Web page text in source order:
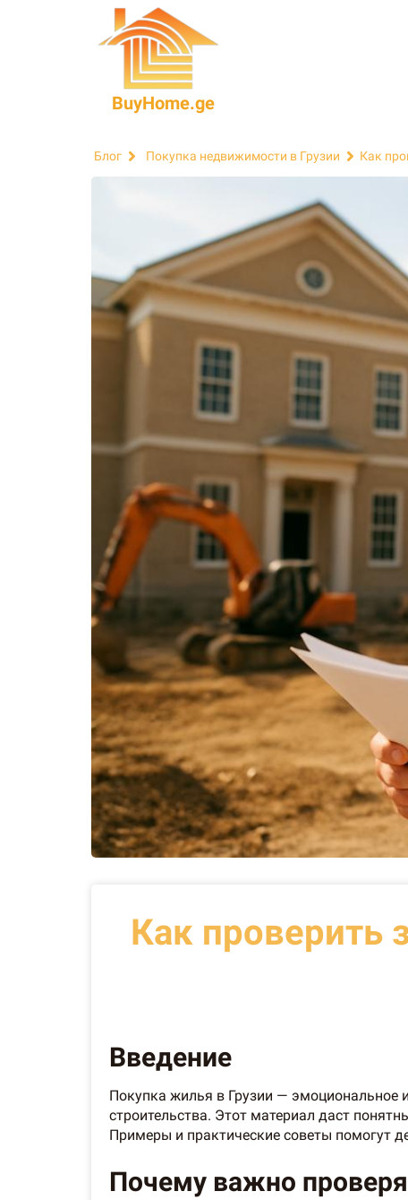
BuyHome.ge
Блог Покупка недвижимости в Грузии Как
Как проверить
Введение
Покупка жилья в Грузии — эмоциональное
строительства. Этот материал даст
Примеры и практические советы помогут
Почему важно